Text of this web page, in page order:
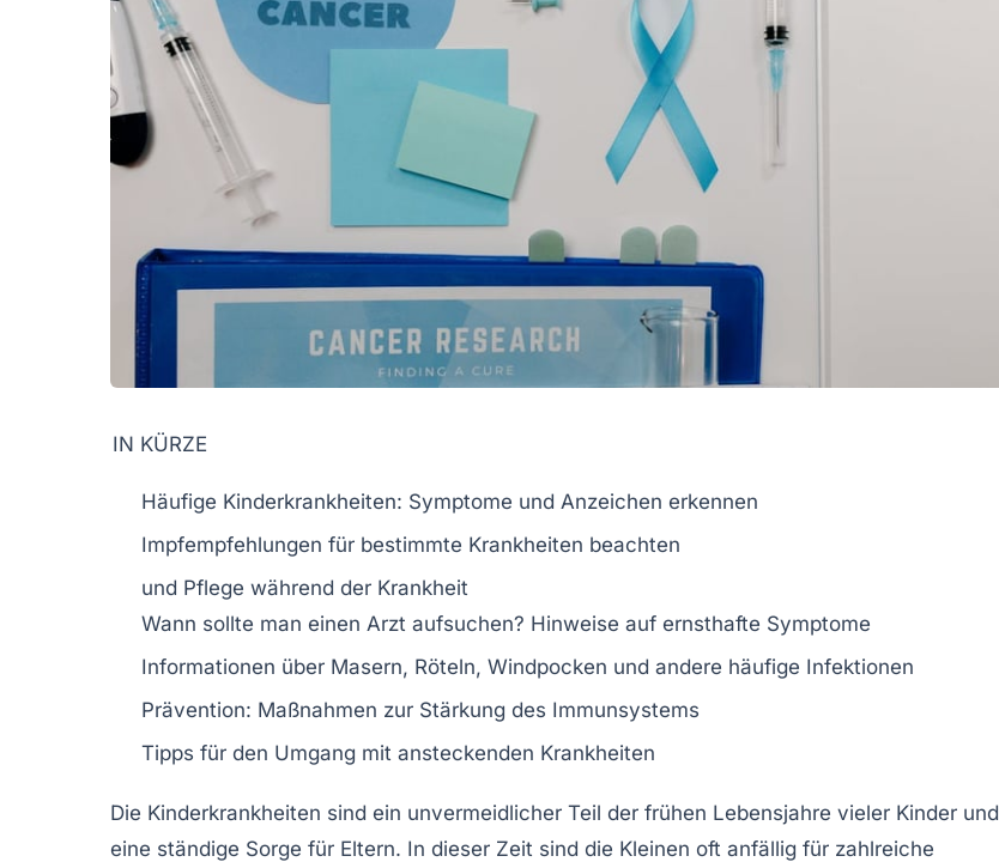
IN KÜRZE
Häufige Kinderkrankheiten: Symptome und Anzeichen erkennen
Impfempfehlungen für bestimmte Krankheiten beachten
und Pflege während der Krankheit
Wann sollte man einen Arzt aufsuchen? Hinweise auf ernsthafte Symptome
Informationen über Masern, Röteln, Windpocken und andere häufige Infektionen
Prävention: Maßnahmen zur Stärkung des Immunsystems
Tipps für den Umgang mit ansteckenden Krankheiten
Die Kinderkrankheiten sind ein unvermeidlicher Teil der frühen Lebensjahre vieler Kinder und
eine ständige Sorge für Eltern. In dieser Zeit sind die Kleinen oft anfällig für zahlreiche